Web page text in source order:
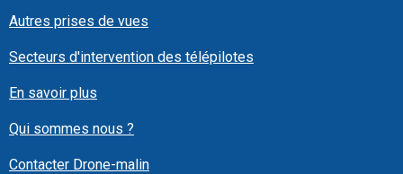
Autres prises de vues
Secteurs d'intervention des télépilotes
En savoir plus
Qui sommes nous ?
Contacter Drone-malin